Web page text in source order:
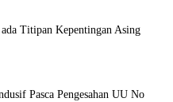
Titipan Kepentingan Asing
Pasca Pengesahan UU No